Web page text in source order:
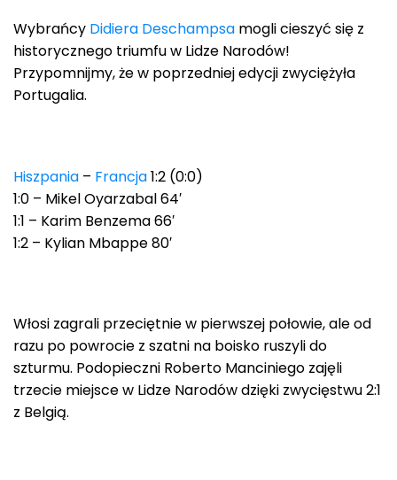
Wybrańcy Didiera Deschampsa mogli cieszyć się z
historycznego triumfu w Lidze Narodów!
Przypomnijmy, że w poprzedniej edycji zwyciężyła
Portugalia.
Hiszpania – Francja1:2 (0:0)
1:0 – Mikel Oyarzabal 64′
1:1 – Karim Benzema 66′
1:2 – Kylian Mbappe 80′
Włosi zagrali przeciętnie w pierwszej połowie, ale od
razu po powrocie z szatni na boisko ruszyli do
szturmu. Podopieczni Roberto Manciniego zajęli
trzecie miejsce w Lidze Narodów dzięki zwycięstwu 2:1
z Belgią.